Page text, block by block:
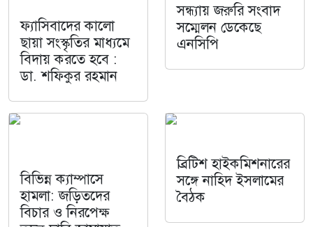
ফ্যাসিবাদের কালো
ছায়া সংস্কৃতির মাধ্যমে
বিদায় করতে হবে :
ডা. শফিকুর রহমান
সন্ধ্যায় জরুরি সংবাদ
সম্মেলন ডেকেছে
এনসিপি
বিভিন্ন ক্যাম্পাসে
হামলা: জড়িতদের
বিচার ও নিরপেক্ষ
ব্রিটিশ হাইকমিশনারের
সঙ্গে নাহিদ ইসলামের
বৈঠক